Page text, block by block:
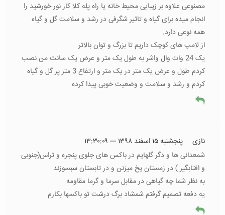
مصنوعی علاوه بر زیبایی محیط خانه یا راه پله کلا کار نور خورشید را
انجام میده برای گیاه و تاثیر شگرفی در رشد و سلامت گل و گیاه
همه نوعی دارد.
از لامپ های کوچک داریم تا بزرگ و توان بالاتر
یک 24 وات وال واشر به طول یک متر و عرض یک سانت من نصب
کردم طول و عرض یک متر در یک متر و ارتفاع 3 متر پر گل و گیاه
کردم و رشد و سلامت و وضعیت خوبی پیدا کرده
نازی
پنجشنبه ۱۵ اسفند ۱۳۹۸ --- ۱۳:۳۰:۰۹
شمعدانی ها و دگر گلهایم در باکس های جلوی پنجره و تراس(جنوبی
و افتابگیر ) در زمستان یخ میزنن و در تابستان سبسوزند
به نظر شما چه گیاهی در مقابل سرما و گرما مقاومه
یه دفعه تصمیم گرفتم شمشاد برگ درشت تو باکسها بکارم